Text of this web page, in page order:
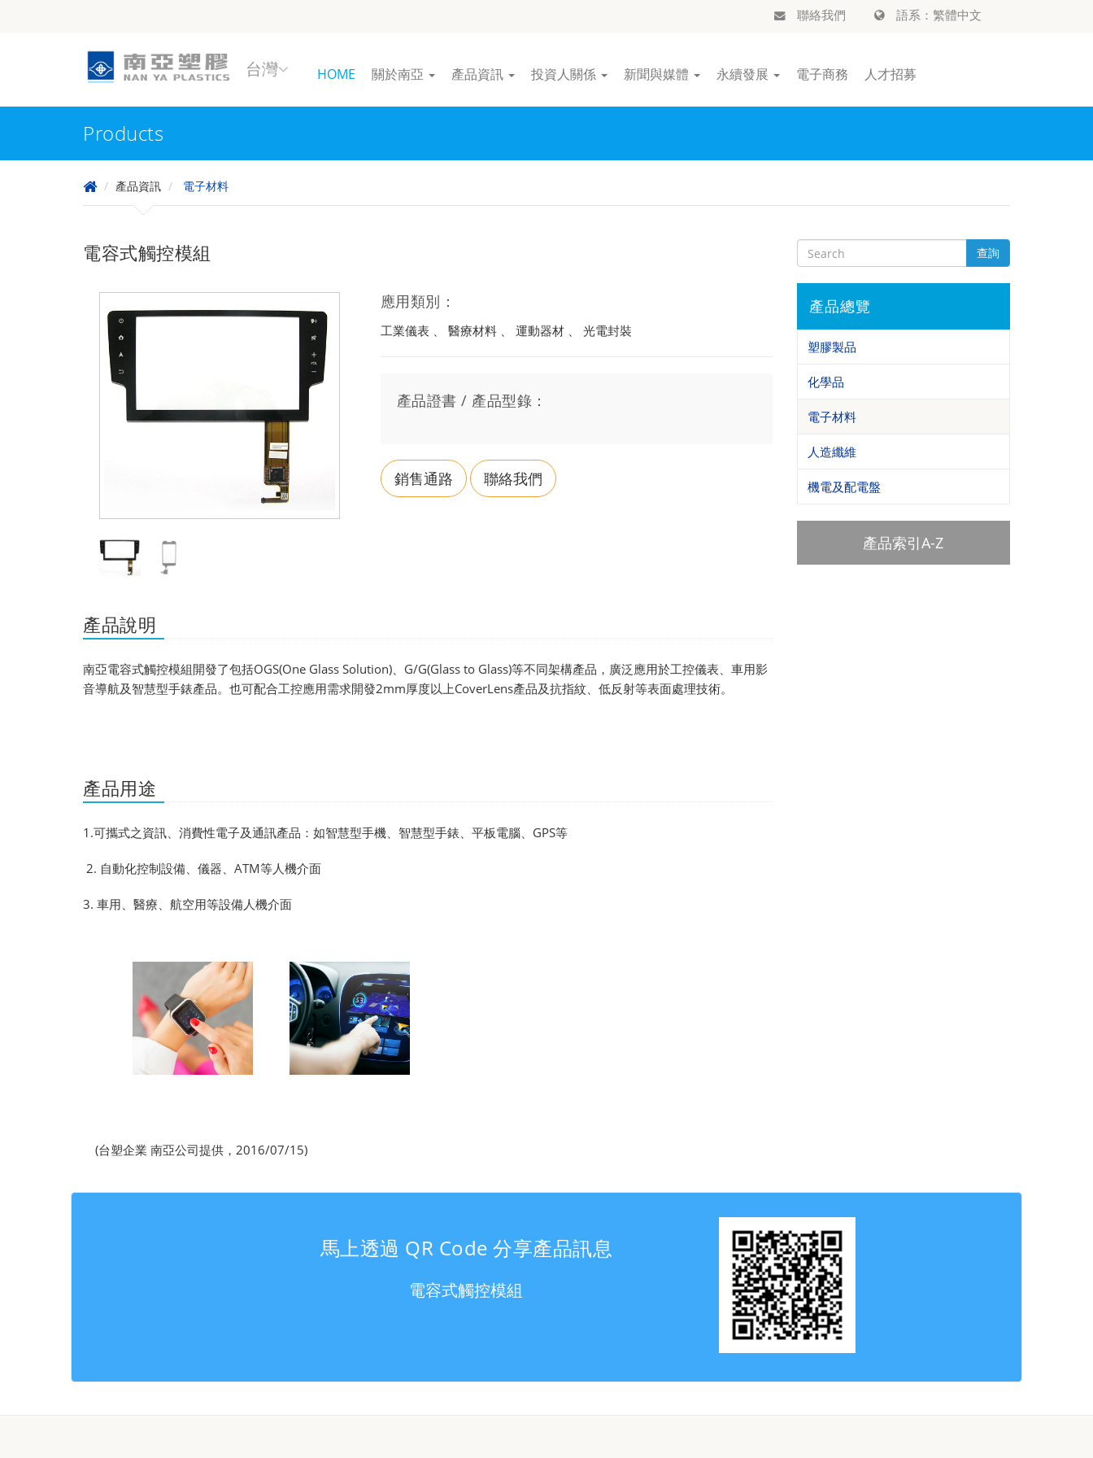
聯絡我們 語系：繁體中文
台灣 HOME 關於南亞 產品資訊 投資人關係 新聞與媒體 永續發展 電子商務 人才招募
Products
產品資訊 電子材料
電容式觸控模組
應用類別：
工業儀表 、 醫療材料 、 運動器材 、 光電封裝
產品證書 / 產品型錄：
銷售通路 聯絡我們
產品說明
南亞電容式觸控模組開發了包括OGS(One Glass Solution)、G/G(Glass to Glass)等不同架構產品，廣泛應用於工控儀表、車用影
音導航及智慧型手錶產品。也可配合工控應用需求開發2mm厚度以上CoverLens產品及抗指紋、低反射等表面處理技術。
產品用途
1.可攜式之資訊、消費性電子及通訊產品：如智慧型手機、智慧型手錶、平板電腦、GPS等
2. 自動化控制設備、儀器、ATM等人機介面
3. 車用、醫療、航空用等設備人機介面
(台塑企業 南亞公司提供，2016/07/15)
查詢
產品總覽
塑膠製品
化學品
電子材料
人造纖維
機電及配電盤
產品索引A-Z
馬上透過 QR Code 分享產品訊息
電容式觸控模組